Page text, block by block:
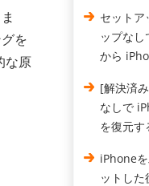
を
な原
セットア
ップな
から
[解決済
なしで
を復元す
iPhone
ットし